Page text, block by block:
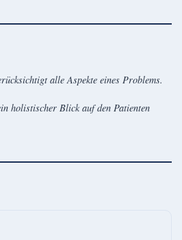
alle Aspekte eines Problems.
holistischer Blick auf den Patienten